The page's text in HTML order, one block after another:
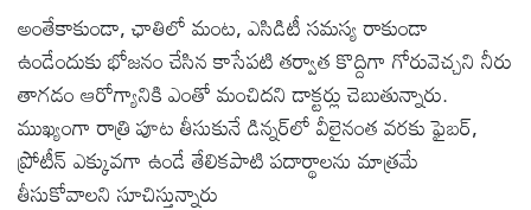
క్రైమ్
ఆధ్యాత్మికం
ఫోటోలు
అంతేకాకుండా, ఛాతిలో మంట, ఎసిడిటీ సమస్య రాకుండా
ఉండేందుకు భోజనం చేసిన కాసేపటి తర్వాత కొద్దిగా గోరువెచ్చని నీరు
తాగడం ఆరోగ్యానికి ఎంతో మంచిదని డాక్టర్లు చెబుతున్నారు.
ముఖ్యంగా రాత్రి పూట తీసుకునే డిన్నర్‌లో వీలైనంత వరకు ఫైబర్,
ప్రోటీన్ ఎక్కువగా ఉండే తేలికపాటి పదార్థాలను మాత్రమే
తీసుకోవాలని సూచిస్తున్నారు